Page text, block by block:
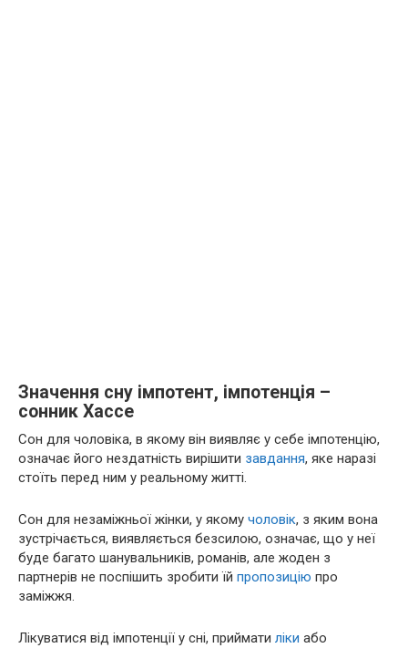
Значення сну імпотент, імпотенція –
сонник Хассе
Сон для чоловіка, в якому він виявляє у себе імпотенцію,
означає його нездатність вирішити завдання, яке наразі
стоїть перед ним у реальному житті.
Сон для незаміжньої жінки, у якому чоловік, з яким вона
зустрічається, виявляється безсилою, означає, що у неї
буде багато шанувальників, романів, але жоден з
партнерів не поспішить зробити їй пропозицію про
заміжжя.
Лікуватися від імпотенції у сні, приймати ліки або